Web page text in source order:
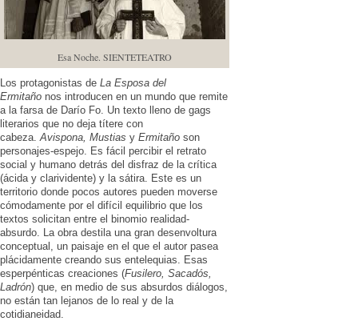
Esa Noche. SIENTETEATRO
Los protagonistas de La Esposa del
Ermitaño nos introducen en un mundo que remite
a la farsa de Darío Fo. Un texto lleno de gags
literarios que no deja títere con
cabeza. Avispona, Mustias y Ermitaño son
personajes-espejo. Es fácil percibir el retrato
social y humano detrás del disfraz de la crítica
(ácida y clarividente) y la sátira. Este es un
territorio donde pocos autores pueden moverse
cómodamente por el difícil equilibrio que los
textos solicitan entre el binomio realidad-
absurdo. La obra destila una gran desenvoltura
conceptual, un paisaje en el que el autor pasea
plácidamente creando sus entelequias. Esas
esperpénticas creaciones (Fusilero, Sacadós,
Ladrón) que, en medio de sus absurdos diálogos,
no están tan lejanos de lo real y de la
cotidianeidad.